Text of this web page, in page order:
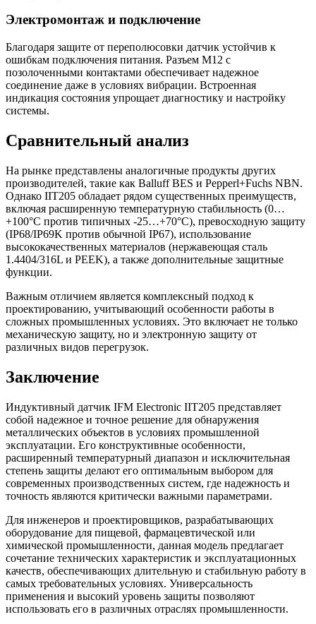
Электромонтаж и подключение
Благодаря защите от переполюсовки датчик устойчив к
ошибкам подключения питания. Разъем M12 с
позолоченными контактами обеспечивает надежное
соединение даже в условиях вибрации. Встроенная
индикация состояния упрощает диагностику и настройку
системы.
Сравнительный анализ
На рынке представлены аналогичные продукты других
производителей, такие как Balluff BES и Pepperl+Fuchs NBN.
Однако IIT205 обладает рядом существенных преимуществ,
включая расширенную температурную стабильность (0…
+100°C против типичных -25…+70°C), превосходную защиту
(IP68/IP69K против обычной IP67), использование
высококачественных материалов (нержавеющая сталь
1.4404/316L и PEEK), а также дополнительные защитные
функции.
Важным отличием является комплексный подход к
проектированию, учитывающий особенности работы в
сложных промышленных условиях. Это включает не только
механическую защиту, но и электронную защиту от
различных видов перегрузок.
Заключение
Индуктивный датчик IFM Electronic IIT205 представляет
собой надежное и точное решение для обнаружения
металлических объектов в условиях промышленной
эксплуатации. Его конструктивные особенности,
расширенный температурный диапазон и исключительная
степень защиты делают его оптимальным выбором для
современных производственных систем, где надежность и
точность являются критически важными параметрами.
Для инженеров и проектировщиков, разрабатывающих
оборудование для пищевой, фармацевтической или
химической промышленности, данная модель предлагает
сочетание технических характеристик и эксплуатационных
качеств, обеспечивающих длительную и стабильную работу в
самых требовательных условиях. Универсальность
применения и высокий уровень защиты позволяют
использовать его в различных отраслях промышленности.